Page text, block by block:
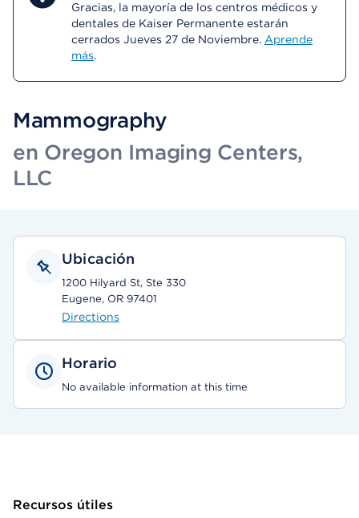
Gracias, la mayoría de los centros médicos y
dentales de Kaiser Permanente estarán
cerrados Jueves 27 de Noviembre. Aprende
más.
Mammography
en Oregon Imaging Centers,
LLC
Ubicación
1200 Hilyard St, Ste 330
Eugene, OR 97401
Directions
Horario
No available information at this time
Recursos útiles